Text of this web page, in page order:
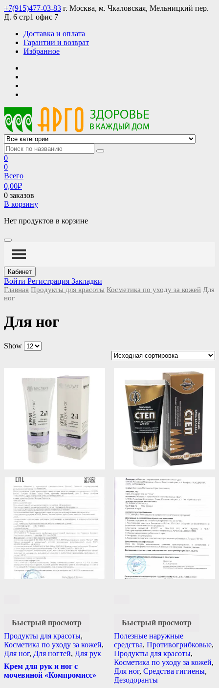
Skip
to
+7(915)477-03-83 г. Москва, м. Чкаловская, Мельницкий пер.
Д. 6 стр1 офис 7
Доставка и оплата
Гарантии и возврат
Избранное
АРГО интернет магазин, доставка в Москве и по всей России
АРГО каталог каталог продукции, официальные цены
0
0
Всего
0,00₽
0 заказов
В корзину
Нет продуктов в корзине
Кабинет
Войти Регистрация Закладки
Главная Продукты для красоты Косметика по уходу за кожей Для
ног
Для ног
Show
Быстрый просмотр
Продукты для красоты,
Косметика по уходу за кожей,
Для ног, Для ногтей, Для рук
Крем для рук и ног с
мочевиной «Компромисс»
Быстрый просмотр
Полезные наружные
средства, Противогрибковые,
Продукты для красоты,
Косметика по уходу за кожей,
Для ног, Средства гигиены,
Дезодоранты